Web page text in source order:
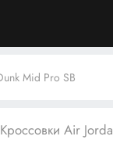
Кроссовки Air